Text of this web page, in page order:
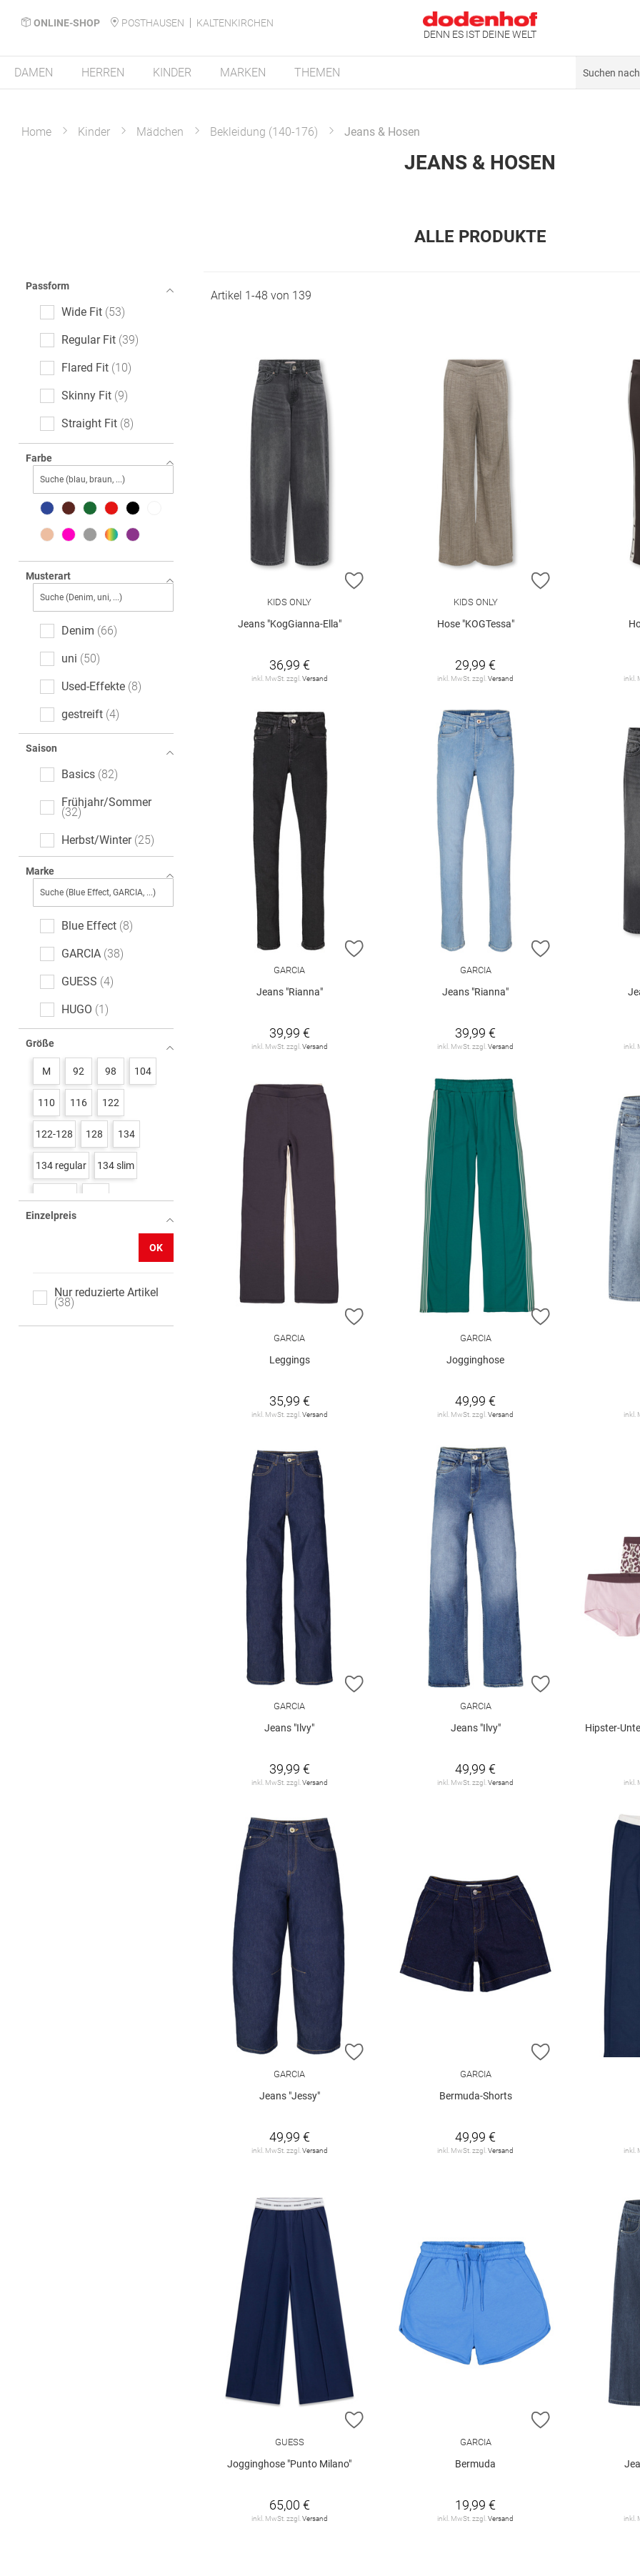
ONLINE-SHOP POSTHAUSEN
KALTENKIRCHEN
DENN ES IST DEINE WELT
DAMEN HERREN KINDER MARKEN THEMEN
Home Kinder Mädchen Bekleidung (140-176) Jeans & Hosen
JEANS & HOSEN
ALLE PRODUKTE
Passform
Wide Fit 53
Regular Fit 39
Flared Fit 10
Skinny Fit 9
Straight Fit 8
Slim Fit 5
Relaxed Fit 4
Baggy Fit 2
barrelFit 2
Farbe
Musterart
Denim 66
uni 50
Used-Effekte 8
gestreift 4
floral 2
leopard 2
All-Over-Print (AOP)
Logoprint 1
Motivprint 1
Saison
Basics 82
Frühjahr/Sommer
32
Herbst/Winter 25
Marke
Blue Effect 8
GARCIA 38
GUESS 4
HUGO 1
STACCATO
TOM TAILOR
Tommy Hilfiger
VERO MODA Girl
name it 12
s. Oliver 16
Größe
M 92 98 104
110 116 122
122-128 128 134
134 regular 134 slim
146 regular 146 slim
Einzelpreis
OK
Nur reduzierte Artikel
38
Artikel 1-48 von 139
ZUR WUNSCHLISTE HINZUFÜGEN
KIDS ONLY
Jeans "KogGianna-Ella"
36,99 €
inkl. MwSt. zzgl. Versand
ZUR
KIDS ONLY
Hose "KOGTessa"
29,99 €
inkl. MwSt. zzgl.Versand inkl.
ZUR WUNSCHLISTE HINZUFÜGEN
GARCIA
Jeans "Rianna"
39,99 €
inkl. MwSt. zzgl. Versand
ZUR
GARCIA
Jeans "Rianna"
39,99 €
inkl. MwSt. zzgl.Versand inkl.
ZUR WUNSCHLISTE HINZUFÜGEN
GARCIA
Leggings
35,99 €
inkl. MwSt. zzgl. Versand
ZUR
GARCIA
Jogginghose
49,99 €
inkl. MwSt. zzgl.Versand inkl.
ZUR WUNSCHLISTE HINZUFÜGEN
GARCIA
Jeans "Ilvy"
39,99 €
inkl. MwSt. zzgl. Versand
ZUR
GARCIA
Jeans "Ilvy"
49,99 €
inkl. MwSt. zzgl.Versand
Hipster-
inkl.
ZUR WUNSCHLISTE HINZUFÜGEN
GARCIA
Jeans "Jessy"
49,99 €
inkl. MwSt. zzgl. Versand
ZUR
GARCIA
Bermuda-Shorts
49,99 €
inkl. MwSt. zzgl.Versand inkl.
ZUR WUNSCHLISTE HINZUFÜGEN
GUESS
Jogginghose "Punto Milano"
65,00 €
inkl. MwSt. zzgl. Versand
ZUR
GARCIA
Bermuda
19,99 €
inkl. MwSt. zzgl.Versand inkl.